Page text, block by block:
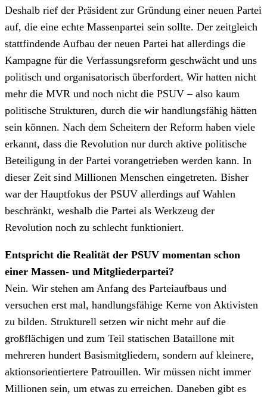
Deshalb rief der Präsident zur Gründung einer neuen Partei
auf, die eine echte Massenpartei sein sollte. Der zeitgleich
stattfindende Aufbau der neuen Partei hat allerdings die
Kampagne für die Verfassungsreform geschwächt und uns
politisch und organisatorisch überfordert. Wir hatten nicht
mehr die MVR und noch nicht die PSUV – also kaum
politische Strukturen, durch die wir handlungsfähig hätten
sein können. Nach dem Scheitern der Reform haben viele
erkannt, dass die Revolution nur durch aktive politische
Beteiligung in der Partei vorangetrieben werden kann. In
dieser Zeit sind Millionen Menschen eingetreten. Bisher
war der Hauptfokus der PSUV allerdings auf Wahlen
beschränkt, weshalb die Partei als Werkzeug der
Revolution noch zu schlecht funktioniert.
Entspricht die Realität der PSUV momentan schon
einer Massen- und Mitgliederpartei?
Nein. Wir stehen am Anfang des Parteiaufbaus und
versuchen erst mal, handlungsfähige Kerne von Aktivisten
zu bilden. Strukturell setzen wir nicht mehr auf die
großflächigen und zum Teil statischen Bataillone mit
mehreren hundert Basismitgliedern, sondern auf kleinere,
aktionsorientiertere Patrouillen. Wir müssen nicht immer
Millionen sein, um etwas zu erreichen. Daneben gibt es